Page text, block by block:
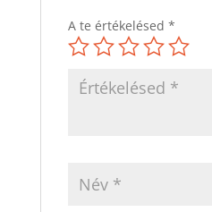
A te értékelésed *